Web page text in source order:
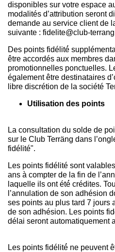
disponibles sur votre espace
modalités d’attribution seront
demande au service client de
suivante : fidelite@club-
Des points fidélité́
être accordés aux membres
promotionnelles ponctuelles.
également être destinataires
libre discrétion de la société
Utilisation des points
La consultation du solde de
sur le Club Terräng dans
fidélité".
Les points fidélité sont
ans à compter de la fin de
laquelle ils ont été́ crédites.
l’annulation de son adhésion
ses points au plus tard 7 jours
de son adhésion. Les points
délai seront
Les points fidélité́ ne peuvent